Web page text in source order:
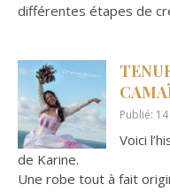
différentes étapes de
Publié:
Voici
de Karine.
Une robe tout à fait